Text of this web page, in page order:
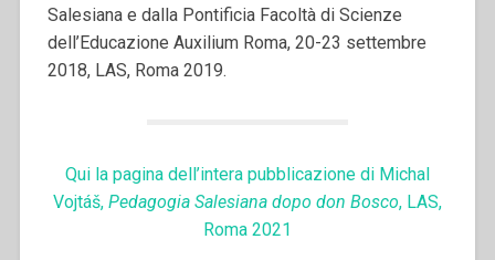
Salesiana e dalla Pontificia Facoltà di Scienze
dell’Educazione Auxilium Roma, 20-23 settembre
2018, LAS, Roma 2019.
Qui la pagina dell’intera pubblicazione di Michal
Vojtáš, Pedagogia Salesiana dopo don Bosco, LAS,
Roma 2021